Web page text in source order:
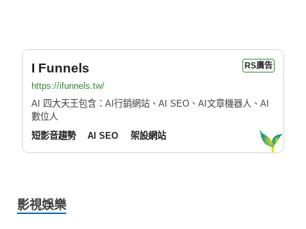
I Funnels RS廣告
https://ifunnels.tw/
AI 四大天王包含：AI行銷網站、AI SEO、AI文章機器人、AI
數位人
短影音趨勢
AI SEO 架設網站
影視娛樂